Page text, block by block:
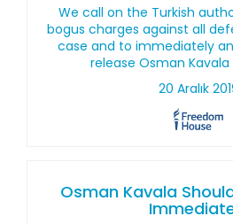
We call on the Turkish
bogus charges against all
case and to immediately
release Osman
20 Aralık
Osman Kavala